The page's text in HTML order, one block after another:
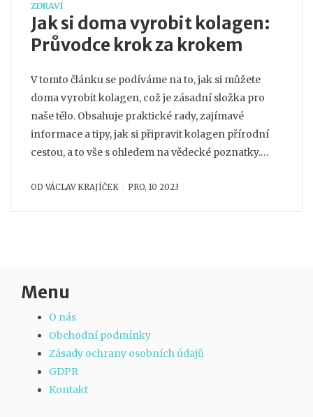
ZDRAVÍ
Jak si doma vyrobit kolagen:
Průvodce krok za krokem
V tomto článku se podíváme na to, jak si můžete
doma vyrobit kolagen, což je zásadní složka pro
naše tělo. Obsahuje praktické rady, zajímavé
informace a tipy, jak si připravit kolagen přírodní
cestou, a to vše s ohledem na vědecké poznatky.
jaké přírodní zdroje ho obsahují a jak tyto zdroje
ODVÁCLAV KRAJÍČEK PRO, 10 2023
Menu
O nás
Obchodní podmínky
Zásady ochrany osobních údajů
GDPR
Kontakt